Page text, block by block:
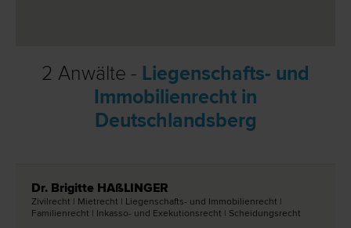
2 Anwälte - Liegenschafts- und
Immobilienrecht in
Deutschlandsberg
Dr. Brigitte HAßLINGER
Zivil­recht | Miet­recht | Liegenschafts- und Immobilien­recht |
Familien­recht | Inkasso- und Exekutions­recht | Scheidungs­recht